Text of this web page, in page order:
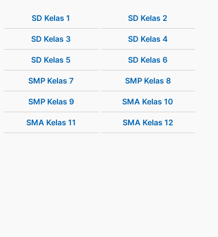
SD Kelas 1 SD Kelas 2
SD Kelas 3 SD Kelas 4
SD Kelas 5 SD Kelas 6
SMP Kelas 7 SMP Kelas 8
SMP Kelas 9 SMA Kelas 10
SMA Kelas 11 SMA Kelas 12